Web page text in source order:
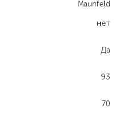
Maunfeld
нет
Да
93
70